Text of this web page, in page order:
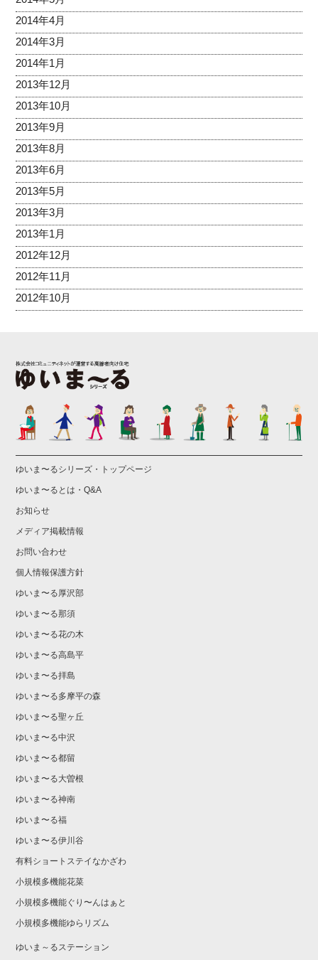
2014年4月
2014年3月
2014年1月
2013年12月
2013年10月
2013年9月
2013年8月
2013年6月
2013年5月
2013年3月
2013年1月
2012年12月
2012年11月
2012年10月
ゆいま〜るシリーズ・トップページ
ゆいま〜るとは・Q&A
お知らせ
メディア掲載情報
お問い合わせ
個人情報保護方針
ゆいま〜る厚沢部
ゆいま〜る那須
ゆいま〜る花の木
ゆいま〜る高島平
ゆいま〜る拝島
ゆいま〜る多摩平の森
ゆいま〜る聖ヶ丘
ゆいま〜る中沢
ゆいま〜る都留
ゆいま〜る大曽根
ゆいま〜る神南
ゆいま〜る福
ゆいま〜る伊川谷
有料ショートステイなかざわ
小規模多機能花菜
小規模多機能ぐり〜んはぁと
小規模多機能ゆらリズム
ゆいま～るステーション